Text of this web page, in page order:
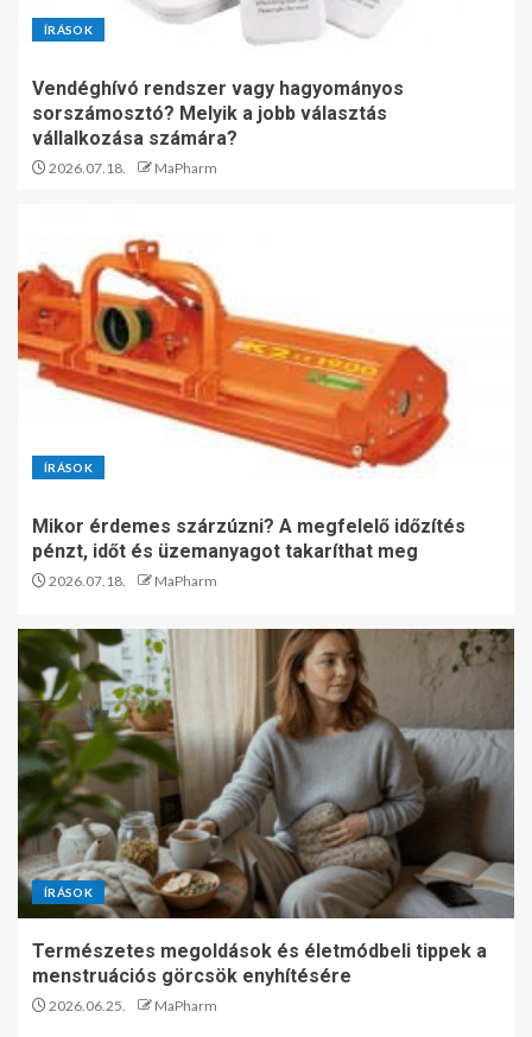
ÍRÁSOK
Vendéghívó rendszer vagy hagyományos
sorszámosztó? Melyik a jobb választás
vállalkozása számára?
2026.07.18. MaPharm
ÍRÁSOK
Mikor érdemes szárzúzni? A megfelelő időzítés
pénzt, időt és üzemanyagot takaríthat meg
2026.07.18. MaPharm
ÍRÁSOK
Természetes megoldások és életmódbeli tippek a
menstruációs görcsök enyhítésére
2026.06.25. MaPharm